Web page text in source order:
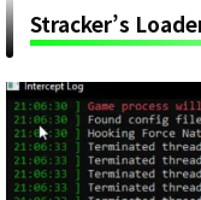
Stracker’s